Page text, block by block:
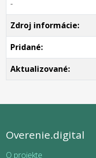
-
Zdroj informácie:
Pridané:
Aktualizované:
Overenie.digital
O projekte